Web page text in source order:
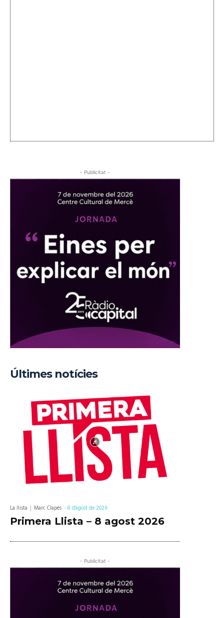
- Publicitat -
Últimes notícies
La llista Marc Clapés -8 d'agost de 2026
Primera Llista – 8 agost 2026
- Publicitat -